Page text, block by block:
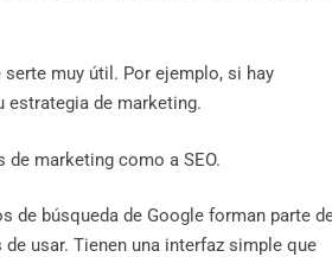
muy útil. Por ejemplo, si hay
estrategia de marketing.
marketing como a SEO.
de búsqueda de Google forman parte
usar. Tienen una interfaz simple que